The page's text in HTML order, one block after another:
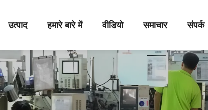
उत्पाद हमारे बारे में वीडियो समाचार संपर्क